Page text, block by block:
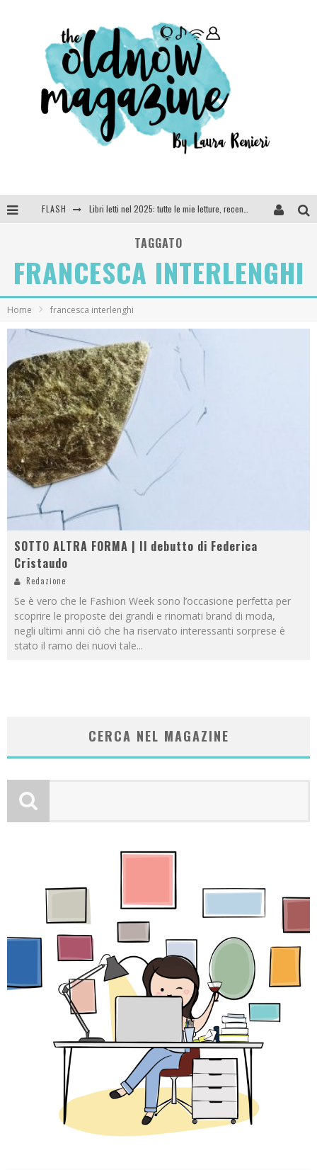
FLASH
SEE YOU AT 5 | Chanel
Anya Taylor-Joy, Jisoo e Willow Smith protagoniste della nuova campagna Dior Addict
TAGGATO
FRANCESCA INTERLENGHI
Home francesca interlenghi
SOTTO ALTRA FORMA | Il debutto di Federica
Cristaudo
Redazione
Se è vero che le Fashion Week sono l’occasione perfetta per
scoprire le proposte dei grandi e rinomati brand di moda,
negli ultimi anni ciò che ha riservato interessanti sorprese è
stato il ramo dei nuovi tale...
CERCA NEL MAGAZINE